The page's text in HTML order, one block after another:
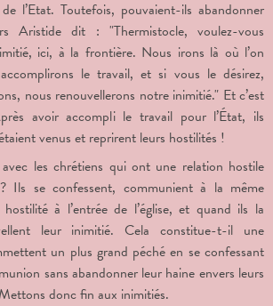
l’Etat. Toutefois, pouvaient-ils abandonner
Aristide dit : "Thermistocle, voulez-vous
ici, à la frontière. Nous irons là où l’on
le travail, et si vous le désirez,
nous renouvellerons notre inimitié." Et c’est
avoir accompli le travail pour l’État, ils
venus et reprirent leurs hostilités !
les chrétiens qui ont une relation hostile
Ils se confessent, communient à la même
à l’entrée de l’église, et quand ils la
leur inimitié. Cela constitue-t-il une
un plus grand péché en se confessant
sans abandonner leur haine envers leurs
donc fin aux inimitiés.